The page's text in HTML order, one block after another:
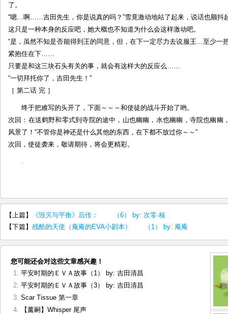
了。
“嗯…啊……吉田先生，你是说真的吗？”雪竟激动地站了起来，说话也颤抖
这只是一种本身的反应吧，她大概也不知道为什么会这样激动吧。
“是，虽然不知是否能得到王的同意，但，在下一定尽力去说服王…至少
紧抱住在下……
只要是和这三块石头有关的事，就会有这样大的反应么……
“一切拜托你了，吉田先生！”
［ 第二话 完 ］
终于把难写的头开了，下面～～～和使徒的战斗开始了哟。
次回：在送鹤野和零式到寺院的途中，山也幽幽，水也幽幽，寺院也幽幽
风景了！“不管你是神还是什么其他的东西，在下都不放过你～～”
次回，使徒袭来，敬请期待，将会更精彩。
.
【上篇】
《毁灭与平衡》后传： （6） by: 次零·核
【下篇】 残酷的天使（庵庵的EVA小剧本） （1） by: 庵庵
您可能还会对这些文章感兴趣！
平安时期的ＥＶＡ故事（1） by: 吉田清昌
平安时期的ＥＶＡ故事（3） by: 吉田清昌
Scar Tissue 第一章
【薰嗣】Whisper 尾声